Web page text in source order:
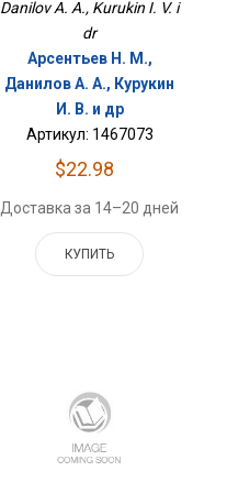
Danilov A. A., Kurukin I. V. i
dr
Арсентьев Н. М.,
Данилов А. А., Курукин
И. В. и др
Артикул: 1467073
$22.98
Доставка за 14–20 дней
КУПИТЬ